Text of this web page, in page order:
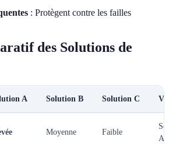
: Protègent contre les failles
des Solutions de
A Solution B Solution C
Moyenne Faible
A